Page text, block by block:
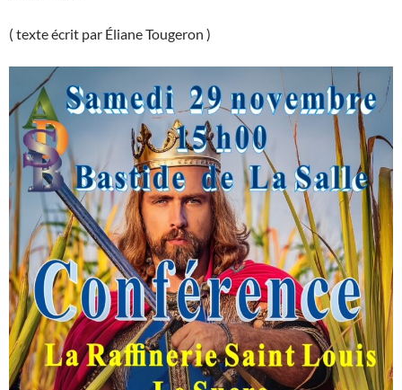
( texte écrit par Éliane Tougeron )